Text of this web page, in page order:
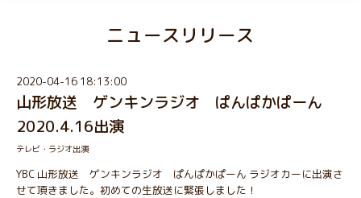
ニュースリリース
2020-04-16 18:13:00
山形放送 ゲンキンラジオ ぱんぱかぱーん
2020.4.16出演
テレビ・ラジオ出演
YBC 山形放送　ゲンキンラジオ　ぱんぱかぱーん ラジオカーに出演さ
せて頂きました。初めての生放送に緊張しました！